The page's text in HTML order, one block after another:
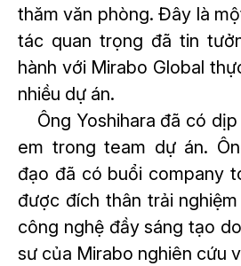
thăm văn phòng. Đây là
tác quan trọng đã tin
hành với Mirabo Global
nhiều dự án.
Ông Yoshihara đã có
em trong team dự án.
đạo đã có buổi company
được đích thân trải
công nghệ đầy sáng tạo
sư của Mirabo nghiên cứu